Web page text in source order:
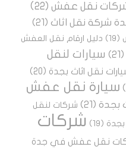
نقل عفش (22)
شركة نقل اثاث (21)
(19)
دليل ارقام نقل العفش
(21)
سيارات لنقل
نقل اثاث بجدة (20)
سيارة نقل عفش
بجدة (21) شركات لنقل
(19)
شركات
نقل عفش في جدة